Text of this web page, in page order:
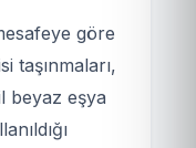
göre
taşınmaları,
beyaz eşya